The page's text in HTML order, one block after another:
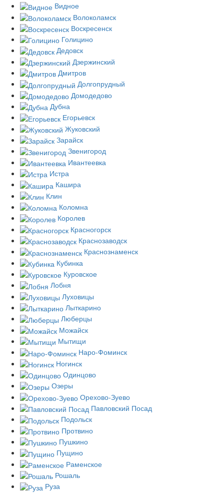
Видное
Волоколамск
Воскресенск
Голицино
Дедовск
Дзержинский
Дмитров
Долгопрудный
Домодедово
Дубна
Егорьевск
Жуковский
Зарайск
Звенигород
Ивантеевка
Истра
Кашира
Клин
Коломна
Королев
Красногорск
Краснозаводск
Краснознаменск
Кубинка
Куровское
Лобня
Луховицы
Лыткарино
Люберцы
Можайск
Мытищи
Наро-Фоминск
Ногинск
Одинцово
Озеры
Орехово-Зуево
Павловский Посад
Подольск
Протвино
Пушкино
Пущино
Раменское
Рошаль
Руза